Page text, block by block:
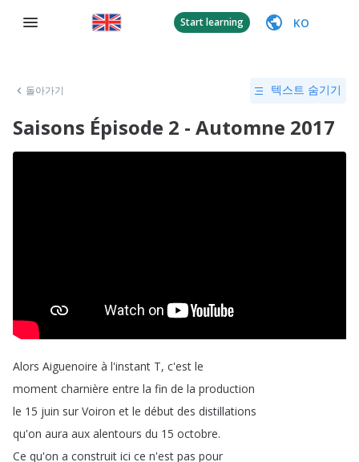
Start learning KO
돌아가기 텍스트 숨기기
Saisons Épisode 2 - Automne 2017
Alors Aiguenoire à l'instant T, c'est le
moment charnière entre la fin de la production
le 15 juin sur Voiron et le début des distillations
qu'on aura aux alentours du 15 octobre.
Ce qu'on a construit ici ce n'est pas pour